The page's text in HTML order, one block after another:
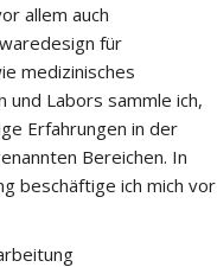
allem auch
für
medizinisches
Labors sammle ich,
Erfahrungen in der
Bereichen. In
beschäftige ich mich vor